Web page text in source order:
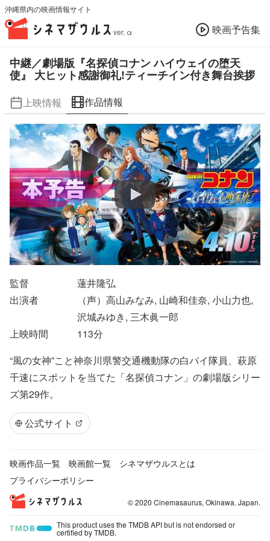
沖縄県内の映画情報サイト
ver. α 映画予告集
中継／劇場版『名探偵コナン ハイウェイの堕天
使』 大ヒット感謝御礼!ティーチイン付き舞台挨拶
上映情報 作品情報
監督
蓮井隆弘
出演者
（声）高山みなみ, 山崎和佳奈, 小山力也,
沢城みゆき, 三木眞一郎
上映時間
113分
“風の女神”こと神奈川県警交通機動隊の白バイ隊員、萩原
千速にスポットを当てた「名探偵コナン」の劇場版シリー
ズ第29作。
公式サイト
映画作品一覧 映画館一覧
シネマザウルスとは
プライバシーポリシー
© 2020 Cinemasaurus, Okinawa. Japan.
This product uses the TMDB API but is not endorsed or
certified by TMDB.